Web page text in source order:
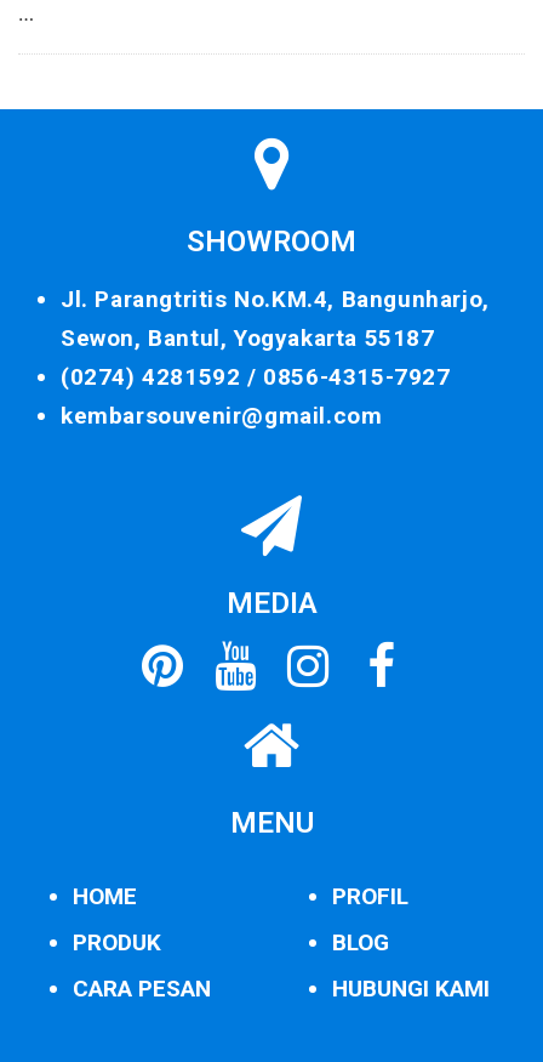
…
SHOWROOM
Jl. Parangtritis No.KM.4, Bangunharjo,
Sewon, Bantul, Yogyakarta 55187
(0274) 4281592 / 0856-4315-7927
kembarsouvenir@gmail.com
MEDIA
MENU
HOME
PRODUK
CARA PESAN
PROFIL
BLOG
HUBUNGI KAMI